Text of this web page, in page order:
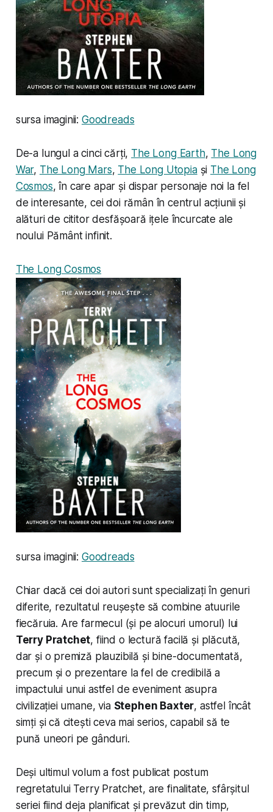
sursa imaginii: Goodreads
De-a lungul a cinci cărți, The Long Earth, The Long
War, The Long Mars, The Long Utopiași The Long
Cosmos, în care apar și dispar personaje noi la fel
de interesante, cei doi rămân în centrul acțiunii și
alături de cititor desfășoară ițele încurcate ale
noului Pământ infinit.
The Long Cosmos
sursa imaginii: Goodreads
Chiar dacă cei doi autori sunt specializați în genuri
diferite, rezultatul reușește să combine atuurile
fiecăruia. Are farmecul (și pe alocuri umorul) lui
Terry Pratchet, fiind o lectură facilă și plăcută,
dar și o premiză plauzibilă și bine-documentată,
precum și o prezentare la fel de credibilă a
impactului unui astfel de eveniment asupra
civilizației umane, via Stephen Baxter, astfel încât
simți și că citești ceva mai serios, capabil să te
pună uneori pe gânduri.
Deși ultimul volum a fost publicat postum
regretatului Terry Pratchet, are finalitate, sfârșitul
seriei fiind deja planificat și prevăzut din timp,